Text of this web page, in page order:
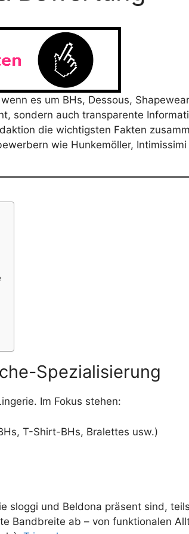
es um BHs, Dessous,
sondern auch transparente
die wichtigsten Fakten
wie Hunkemöller,
Spezialisierung
Im Fokus stehen:
T-Shirt-BHs, Bralettes usw.)
sloggi und Beldona präsent sind,
Bandbreite ab – von funktionalen